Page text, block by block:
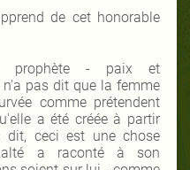
de cet honorable
prophète - paix et
pas dit que la femme
comme prétendent
a été créée à partir
ceci est une chose
a raconté à son